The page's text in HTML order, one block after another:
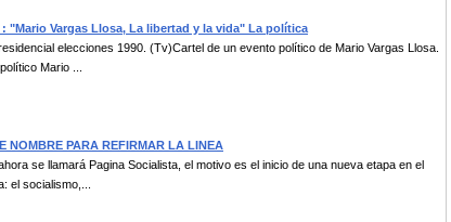
"Mario Vargas Llosa, La libertad y la vida" La política
elecciones 1990. (Tv)Cartel de un evento político de Mario Vargas Llosa.
Mario ...
PARA REFIRMAR LA LINEA
se llamará Pagina Socialista, el motivo es el inicio de una nueva etapa en el
el socialismo,...